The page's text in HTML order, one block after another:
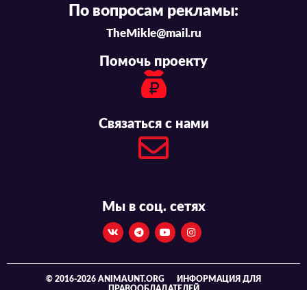
По вопросам рекламы:
TheMikle@mail.ru
Помочь проекту
Связаться с нами
Мы в соц. сетях
© 2016-2026 ANIMAUNT.ORG
ИНФОРМАЦИЯ ДЛЯ